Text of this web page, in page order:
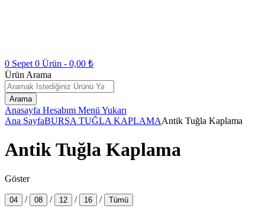
0 Sepet 0 Ürün - 0,00 ₺
Ürün Arama
Arama
Anasayfa Hesabım Menü Yukarı
Ana SayfaBURSA TUĞLA KAPLAMAAntik Tuğla Kaplama
Antik Tuğla Kaplama
Göster
04 / 08 / 12 / 16 / Tümü